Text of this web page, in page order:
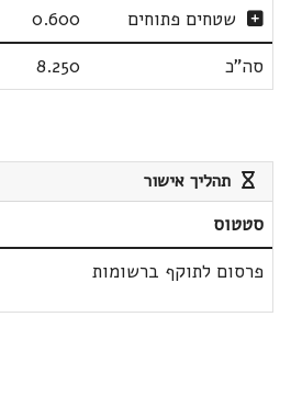
שטחים פתוחים
0.600
סה"כ
8.250
תהליך אישור
סטטוס
פרסום לתוקף ברשומות